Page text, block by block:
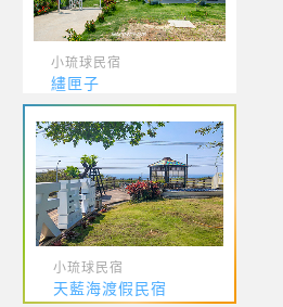
小琉球民宿
繣匣子
小琉球民宿
天藍海渡假民宿